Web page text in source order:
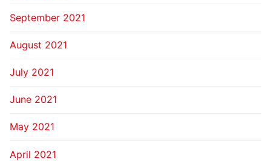
September 2021
August 2021
July 2021
June 2021
May 2021
April 2021